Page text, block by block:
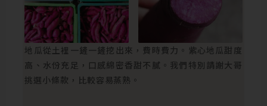
地瓜從土裡一鏟一鏟挖出來，費時費力。紫心地瓜甜度
高、水份充足，口感綿密香甜不膩。我們特別請謝大哥
挑選小條款，比較容易蒸熟。